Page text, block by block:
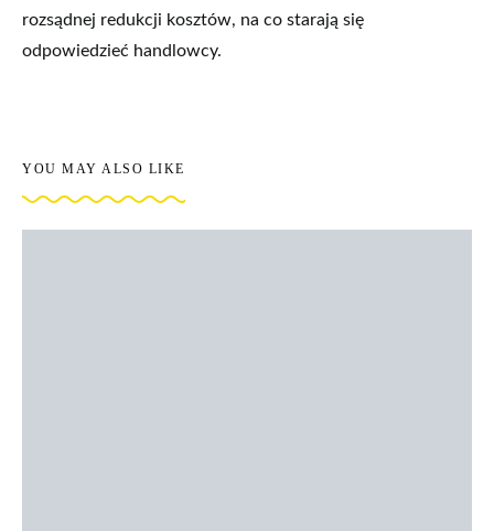
rozsądnej redukcji kosztów, na co starają się
odpowiedzieć handlowcy.
YOU MAY ALSO LIKE